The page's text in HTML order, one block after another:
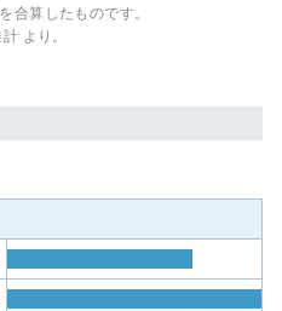
合算したものです。
より。